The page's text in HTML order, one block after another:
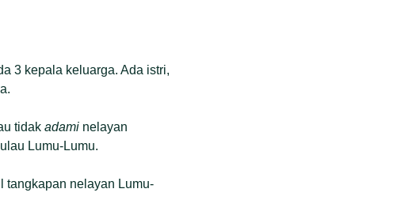
3 kepala keluarga. Ada istri,
tidak adami nelayan
Lumu-Lumu.
tangkapan nelayan Lumu-